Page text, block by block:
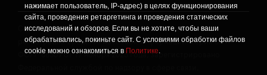
нажимает пользователь, IP-адрес) в целях функционирования
сайта, проведения ретаргетинга и проведения статических
исследований и обзоров. Если вы не хотите, чтобы ваши
обрабатывались, покиньте сайт. С условиями обработки файлов
cookie можно ознакомиться в Политике.
Сетевое издание «Твой Бро», реестровая запись о
регистрации средства массовой информации: серия Эл №
ФС77-86309 от 17 ноября 2023 года, зарегистрировано